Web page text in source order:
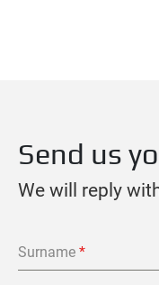
Send us
We will reply
Surname *